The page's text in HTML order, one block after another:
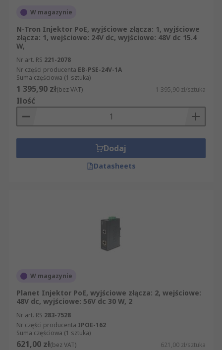
W magazynie
N-Tron Injektor PoE, wyjściowe złącza: 1, wyjściowe
złącza: 1, wejściowe: 24V dc, wyjściowe: 48V dc 15.4
W,
Nr art. RS 221-2078
Nr części producenta EB-PSE-24V-1A
Suma częściowa (1 sztuka)
1 395,90 zł(bez VAT) 1 395,90 zł/sztuka
Ilość
Dodaj
Datasheets
W magazynie
Planet Injektor PoE, wyjściowe złącza: 2, wejściowe:
48V dc, wyjściowe: 56V dc 30 W, 2
Nr art. RS 283-7528
Nr części producenta IPOE-162
Suma częściowa (1 sztuka)
621,00 zł(bez VAT) 621,00 zł/sztuka